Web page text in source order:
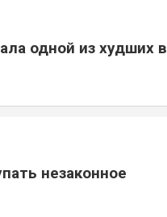
одной из худших в
незаконное